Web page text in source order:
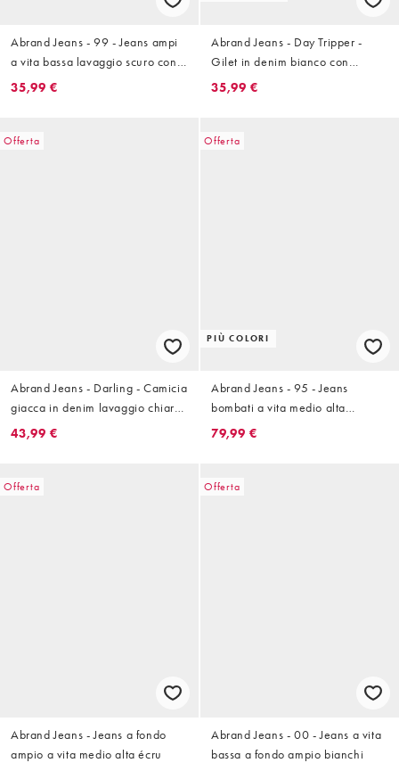
Abrand Jeans - 99 - Jeans ampi
a vita bassa lavaggio scuro con
risvolti
35,99 €
Abrand Jeans - Day Tripper -
Gilet in denim bianco con
bottoni sul davanti
35,99 €
Offerta
Abrand Jeans - Darling - Camicia
giacca in denim lavaggio chiaro
con mezze maniche
43,99 €
Offerta
PIÙ COLORI
Abrand Jeans - 95 - Jeans
bombati a vita medio alta
lavaggio scuro
79,99 €
Offerta
Abrand Jeans - Jeans a fondo
ampio a vita medio alta écru
Offerta
Abrand Jeans - 00 - Jeans a vita
bassa a fondo ampio bianchi